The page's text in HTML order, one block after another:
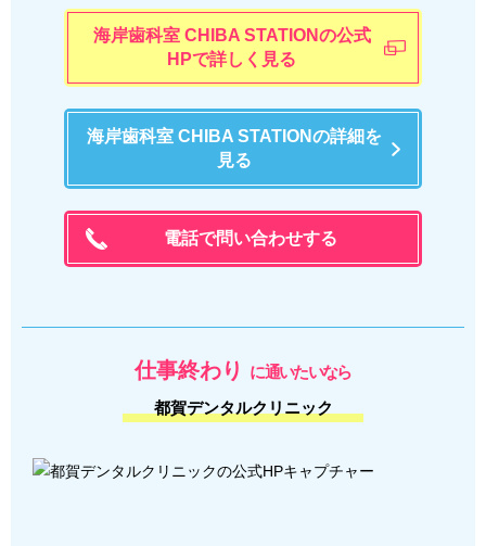
海岸歯科室 CHIBA STATIONの公式
HPで詳しく見る
海岸歯科室 CHIBA STATIONの詳細を
見る
電話で問い合わせする
仕事終わり
に通いたいなら
都賀デンタルクリニック